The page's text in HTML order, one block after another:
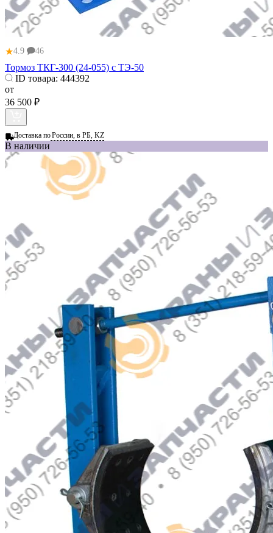
★4.9 46
Тормоз ТКГ-300 (24-055) с ТЭ-50
ID товара: 444392
от
36 500 ₽
Доставка поРоссии, в РБ, KZ
В наличии